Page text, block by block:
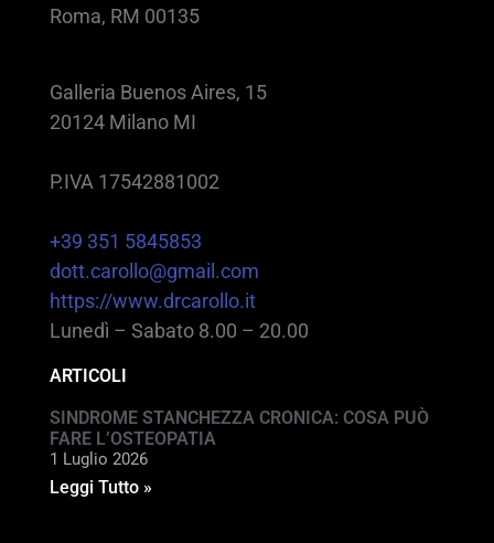
Roma, RM 00135
Galleria Buenos Aires, 15
20124 Milano MI
P.IVA 17542881002
+39 351 5845853
dott.carollo@gmail.com
https://www.drcarollo.it
Lunedì – Sabato 8.00 – 20.00
ARTICOLI
SINDROME STANCHEZZA CRONICA: COSA PUÒ
FARE L’OSTEOPATIA
1 Luglio 2026
Leggi Tutto »